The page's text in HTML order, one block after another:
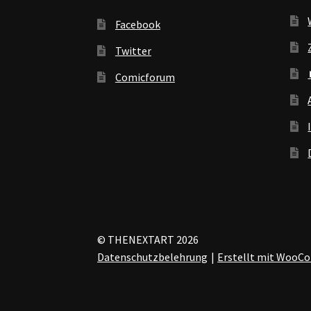
Facebook
Twitter
Comicforum
© THENEXTART 2026
Datenschutzbelehrung
Erstellt mit